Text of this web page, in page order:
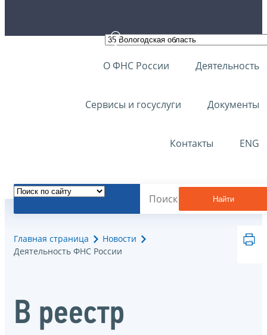
О ФНС России Деятельность
Сервисы и госуслуги Документы
Контакты ENG
Найти
Главная страница
Новости
Деятельность ФНС России
В реестр